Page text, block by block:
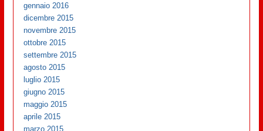
gennaio 2016
dicembre 2015
novembre 2015
ottobre 2015
settembre 2015
agosto 2015
luglio 2015
giugno 2015
maggio 2015
aprile 2015
marzo 2015